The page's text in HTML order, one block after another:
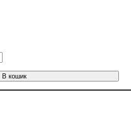
В кошик